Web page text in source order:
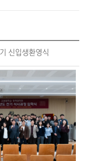
신입생환영식